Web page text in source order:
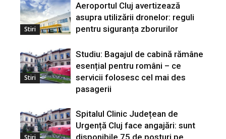
Stiri
Aeroportul Cluj avertizează
asupra utilizării dronelor: reguli
pentru siguranța zborurilor
Stiri
Studiu: Bagajul de cabină rămâne
esențial pentru români – ce
servicii folosesc cel mai des
pasagerii
Stiri
Spitalul Clinic Județean de
Urgență Cluj face angajări: sunt